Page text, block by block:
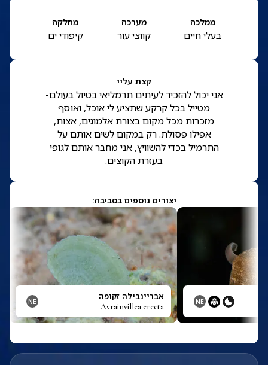
ממלכה
בעלי חיים
מערכה
קווצי עור
מחלקה
קיפודי ים
קצת עליי
אני יכול להזכיר לעיתים תרמליאי בטיול בעולם-
מטייל בכל קרקע שתציע לי אוכל, ואוסף
מזכרות מכל מקום בצורת אלמוגים, אצות,
אפילו פסולת. רק במקום לשים אותם על
התרמיל בכדי להשוויץ, אני מחבר אותם לגופי
בעזרת הקוצים.
יצורים נוספים בסביבה:
NE אבריינבילה זקופה
Avrainvillea erecta
NE